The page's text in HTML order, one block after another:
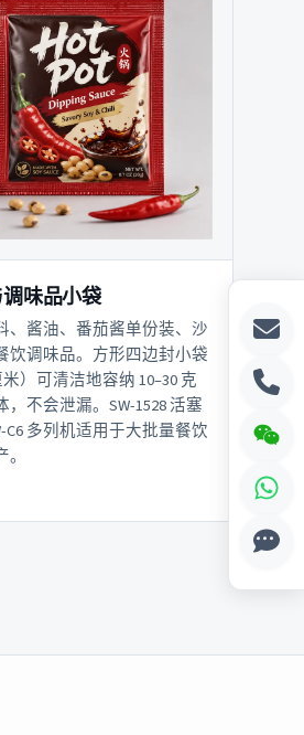
味品小袋
、酱油、番茄酱单份装、沙
饮调味品。方形四边封小袋
米）可清洁地容纳 10–30 克
，不会泄漏。SW-1528 活塞
C6 多列机适用于大批量餐饮